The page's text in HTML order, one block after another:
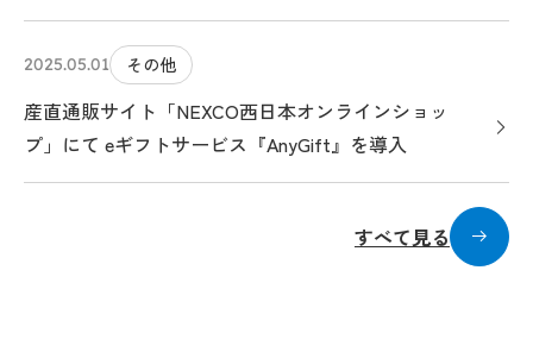
れる、クルマ旅のお役立ちサイトになります～
2025.05.01 その他
産直通販サイト「NEXCO西日本オンラインショッ
プ」にて eギフトサービス『AnyGift』を導入
すべて見る